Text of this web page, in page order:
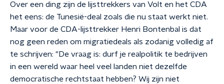
Over een ding zijn de lijsttrekkers van Volt en het CDA
het eens: de Tunesië-deal zoals die nu staat werkt niet.
Maar voor de CDA-lijsttrekker Henri Bontenbal is dat
nog geen reden om migratiedeals als zodanig volledig af
te schrijven: "De vraag is: durf je realpolitik te bedrijven
in een wereld waar heel veel landen niet dezelfde
democratische rechtstaat hebben? Wij zijn niet